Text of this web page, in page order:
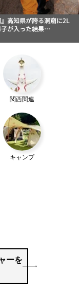
』高知県が誇る洞窟に2L
子が入った結果…
関西関連
キャンプ
ーを